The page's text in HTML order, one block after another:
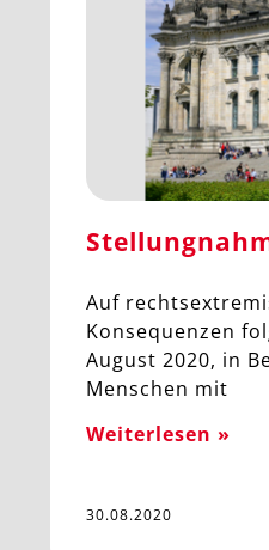
Auf
Konsequenzen
August 2020, in
Menschen mit
Weiterlesen »
30.08.2020